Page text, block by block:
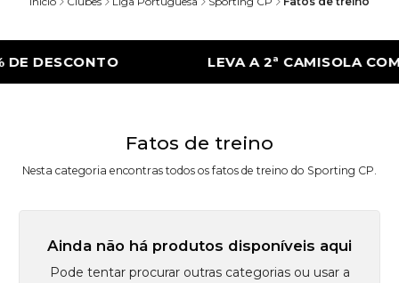
DESCONTO LEVA A 2ª CAMISOLA
Fatos de treino
Nesta categoria encontras todos os fatos de treino do Sporting CP.
Ainda não há produtos disponíveis aqui
Pode tentar procurar outras categorias ou usar a